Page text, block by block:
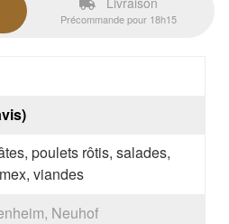
Précommande pour 18h15
poulets rôtis, salades,
viandes
Neuhof